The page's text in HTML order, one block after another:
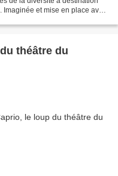
Imaginée et mise en place avec
théâtre du